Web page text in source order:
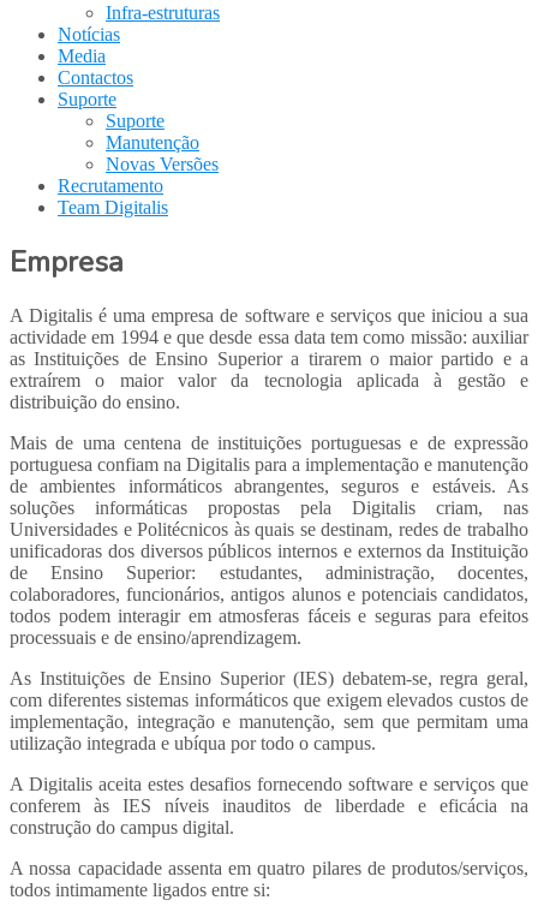
Infra-estruturas
Notícias
Media
Contactos
Suporte
Suporte
Manutenção
Novas Versões
Recrutamento
Team Digitalis
Empresa
A Digitalis é uma empresa de software e serviços que iniciou a sua
actividade em 1994 e que desde essa data tem como missão: auxiliar
as Instituições de Ensino Superior a tirarem o maior partido e a
extraírem o maior valor da tecnologia aplicada à gestão e
distribuição do ensino.
Mais de uma centena de instituições portuguesas e de expressão
portuguesa confiam na Digitalis para a implementação e manutenção
de ambientes informáticos abrangentes, seguros e estáveis. As
soluções informáticas propostas pela Digitalis criam, nas
Universidades e Politécnicos às quais se destinam, redes de trabalho
unificadoras dos diversos públicos internos e externos da Instituição
de Ensino Superior: estudantes, administração, docentes,
colaboradores, funcionários, antigos alunos e potenciais candidatos,
todos podem interagir em atmosferas fáceis e seguras para efeitos
processuais e de ensino/aprendizagem.
As Instituições de Ensino Superior (IES) debatem-se, regra geral,
com diferentes sistemas informáticos que exigem elevados custos de
implementação, integração e manutenção, sem que permitam uma
utilização integrada e ubíqua por todo o campus.
A Digitalis aceita estes desafios fornecendo software e serviços que
conferem às IES níveis inauditos de liberdade e eficácia na
construção do campus digital.
A nossa capacidade assenta em quatro pilares de produtos/serviços,
todos intimamente ligados entre si: